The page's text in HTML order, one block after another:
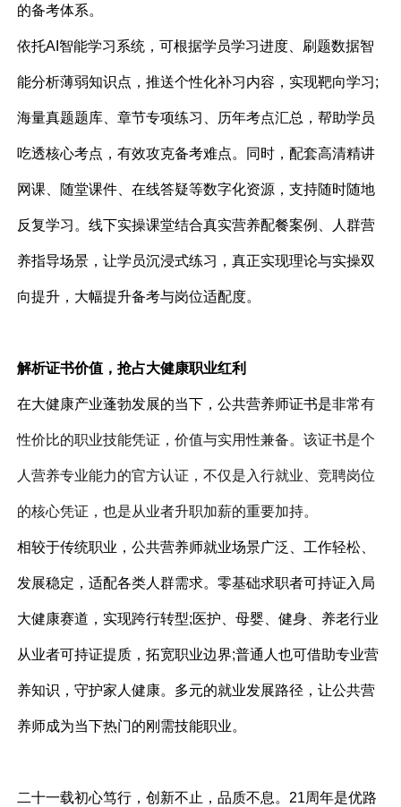
的备考体系。
依托AI智能学习系统，可根据学员学习进度、刷题数据智
能分析薄弱知识点，推送个性化补习内容，实现靶向学习;
海量真题题库、章节专项练习、历年考点汇总，帮助学员
吃透核心考点，有效攻克备考难点。同时，配套高清精讲
网课、随堂课件、在线答疑等数字化资源，支持随时随地
反复学习。线下实操课堂结合真实营养配餐案例、人群营
养指导场景，让学员沉浸式练习，真正实现理论与实操双
向提升，大幅提升备考与岗位适配度。
解析证书价值，抢占大健康职业红利
在大健康产业蓬勃发展的当下，公共营养师证书是非常有
性价比的职业技能凭证，价值与实用性兼备。该证书是个
人营养专业能力的官方认证，不仅是入行就业、竞聘岗位
的核心凭证，也是从业者升职加薪的重要加持。
相较于传统职业，公共营养师就业场景广泛、工作轻松、
发展稳定，适配各类人群需求。零基础求职者可持证入局
大健康赛道，实现跨行转型;医护、母婴、健身、养老行业
从业者可持证提质，拓宽职业边界;普通人也可借助专业营
养知识，守护家人健康。多元的就业发展路径，让公共营
养师成为当下热门的刚需技能职业。
二十一载初心笃行，创新不止，品质不息。21周年是优路